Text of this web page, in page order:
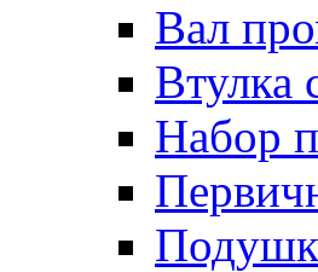
Вал
Втулка
Набор